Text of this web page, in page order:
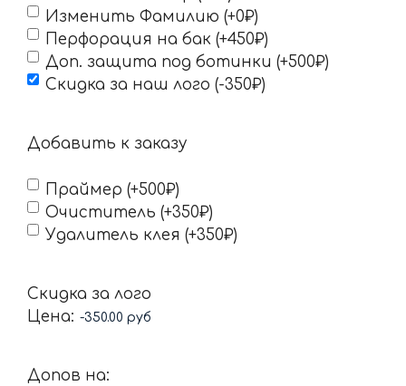
Изменить Фамилию (+0₽)
Перфорация на бак (+450₽)
Доп. защита под ботинки (+500₽)
Скидка за наш лого (-350₽)
Добавить к заказу
Праймер (+500₽)
Очиститель (+350₽)
Удалитель клея (+350₽)
Скидка за лого
Цена:
Допов на: